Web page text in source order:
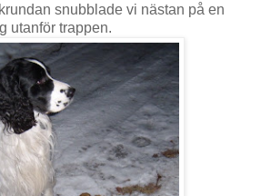
snubblade vi nästan på en
utanför trappen.